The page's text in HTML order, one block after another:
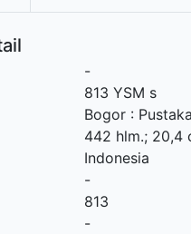
-
813 YSM s
Bogor:
442 hlm.; 20,4
Indonesia
-
813
-